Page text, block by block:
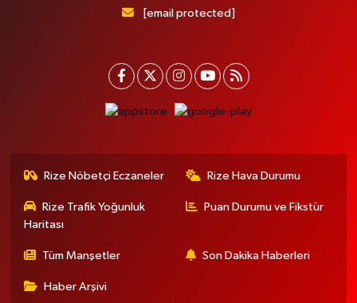
[email protected]
Rize Nöbetçi Eczaneler Rize Hava Durumu
Rize Trafik Yoğunluk
Haritası
Puan Durumu ve Fikstür
Tüm Manşetler Son Dakika Haberleri
Haber Arşivi